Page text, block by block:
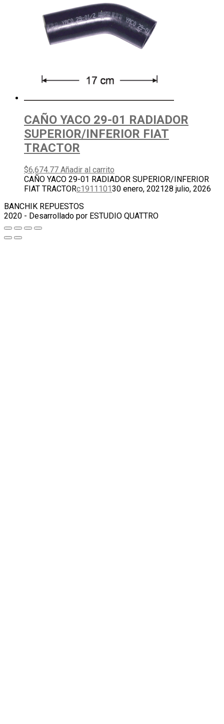
CAÑO YACO 29-01 RADIADOR
SUPERIOR/INFERIOR FIAT
TRACTOR
$6,674.77 Añadir al carrito
CAÑO YACO 29-01 RADIADOR SUPERIOR/INFERIOR
FIAT TRACTORc191110130 enero, 202128 julio, 2026
BANCHIK REPUESTOS
2020 - Desarrollado por ESTUDIO QUATTRO